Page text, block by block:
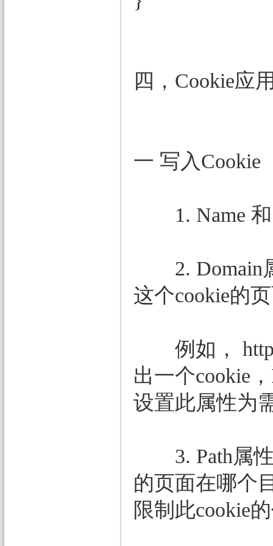
四，Cookie应
一 写入Cookie
1. Name 和
2. Domain属
这个cookie的
例如， http://
出一个cookie
设置此属性为
3. Path属性
的页面在哪个
限制此cookie